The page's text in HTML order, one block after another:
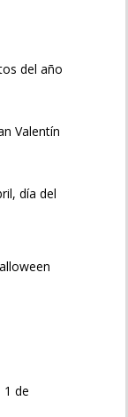
del año
Valentín
día del
1 de